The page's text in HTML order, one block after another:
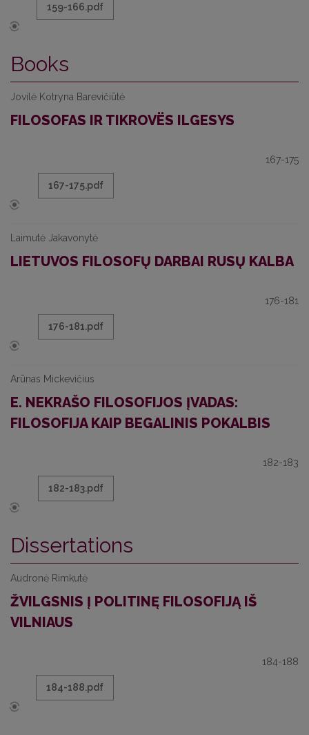
159-166.pdf
Books
Jovilė Kotryna Barevičiūtė
FILOSOFAS IR TIKROVËS ILGESYS
167-175
167-175.pdf
Laimutė Jakavonytė
LIETUVOS FILOSOFŲ DARBAI RUSŲ KALBA
176-181
176-181.pdf
Arūnas Mickevičius
E. NEKRAŠO FILOSOFIJOS ĮVADAS:
FILOSOFIJA KAIP BEGALINIS POKALBIS
182-183
182-183.pdf
Dissertations
Audronė Rimkutė
ŽVILGSNIS Į POLITINĘ FILOSOFIJĄ IŠ
VILNIAUS
184-188
184-188.pdf